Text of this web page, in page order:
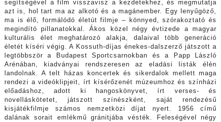
segítségével a film visszavisz a kezdetekhez, és megmutatja
azt is, hol tart ma az alkotó és a magánember. Egy lenyűgöző,
ma is élő, formálódó életút filmje – könnyed, szórakoztató és
megindító pillanatokkal. Ákos közel négy évtizede a magyar
kulturális élet meghatározó alakja, dalaival több generáció
életét kíséri végig. A Kossuth-díjas énekes-dalszerző játszott a
legtöbbször a Budapest Sportcsarnokban és a Papp László
Arénában, kiadványai rendszeresen az eladási listák élén
landolnak. A telt házas koncertek és sikerdalok mellett maga
rendezi a videóklipjeit, írt kísérőzenét múzeumhoz és színházi
előadáshoz, adott ki hangoskönyvet, írt verses- és
novelláskötetet, játszott színészként, saját rendezésű
kisjátékfilmje számos nemzetközi díjat nyert. 1956 című
dalának sorait emlékmű gránitjába vésték. Feleségével négy